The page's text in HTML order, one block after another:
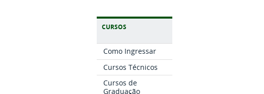
CURSOS
Como Ingressar
Cursos Técnicos
Cursos de
Graduação